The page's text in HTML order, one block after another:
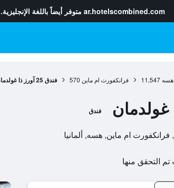
ar.hotelscombined.com متوفر أيضاً باللغة الإنجليزية.
هسه 11,547 فرانكفورت ام ماين 570 فندق 25 آورز ذا غولدمان
فندق